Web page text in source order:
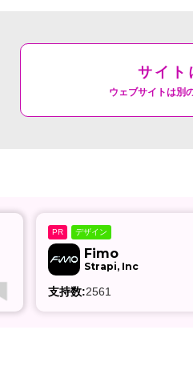
サイト
ウェブサイトは別
PR デザイン
Fimo
Strapi, Inc
支持数:2561